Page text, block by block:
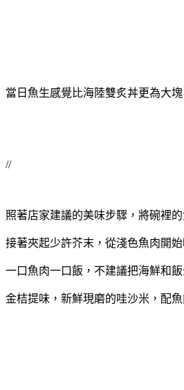
當日魚生感覺比海陸雙炙丼更為大塊
//
照著店家建議的美味步驟，將碗裡
接著夾起少許芥末，從淺色魚肉開始
一口魚肉一口飯，不建議把海鮮和
金桔提味，新鮮現磨的哇沙米，配魚